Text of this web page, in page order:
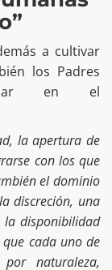
a cultivar
los Padres
en el
la apertura de
con los que
el dominio
discreción, una
la disponibilidad
cada uno de
naturaleza,